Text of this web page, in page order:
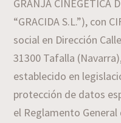
GRANJA CINEGETICA
“GRACIDA S.L.”), con
social en Dirección
31300 Tafalla
establecido en
protección de datos
el Reglamento